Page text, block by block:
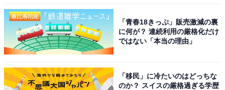
「青春18きっぷ」販売激減の裏
に何が？ 連続利用の厳格化だけ
ではない「本当の理由」
「移民」に冷たいのはどっちな
のか？ スイスの厳格過ぎる学歴